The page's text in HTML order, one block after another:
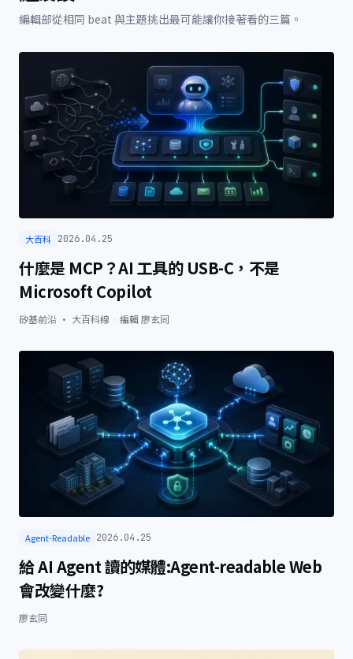
編輯部從相同 beat 與主題挑出最可能讓你接著看的三篇。
大百科 2026.04.25
什麼是 MCP？AI 工具的 USB-C，不是
Microsoft Copilot
矽基前沿 · 大百科線 編輯廖玄同
Agent-Readable 2026.04.25
給 AI Agent 讀的媒體:Agent-readable Web
會改變什麼?
廖玄同